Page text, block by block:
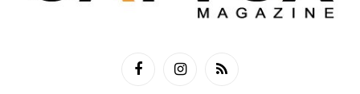
FacebookInstagramRSS